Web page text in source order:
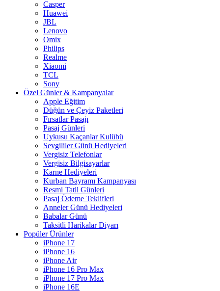
Casper
Huawei
JBL
Lenovo
Omix
Philips
Realme
Xiaomi
TCL
Sony
Özel Günler & Kampanyalar
Apple Eğitim
Düğün ve Çeyiz Paketleri
Fırsatlar Pasajı
Pasaj Günleri
Uykusu Kaçanlar Kulübü
Sevgililer Günü Hediyeleri
Vergisiz Telefonlar
Vergisiz Bilgisayarlar
Karne Hediyeleri
Kurban Bayramı Kampanyası
Resmi Tatil Günleri
Pasaj Ödeme Teklifleri
Anneler Günü Hediyeleri
Babalar Günü
Taksitli Harikalar Diyarı
Popüler Ürünler
iPhone 17
iPhone 16
iPhone Air
iPhone 16 Pro Max
iPhone 17 Pro Max
iPhone 16E